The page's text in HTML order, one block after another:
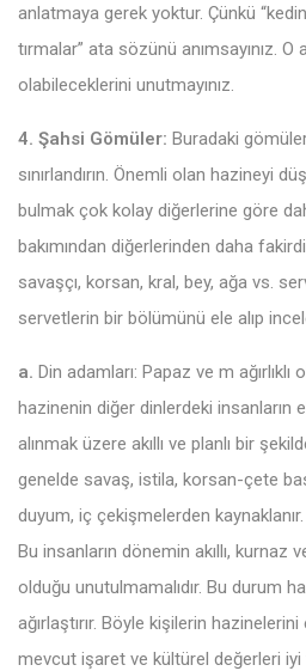
anlatmaya gerek yoktur. Çünkü
tırmalar” ata sözünü anımsayınız.
olabileceklerini unutmayınız.
4. Şahsi Gömüler: Buradaki
sınırlandırın. Önemli olan hazineyi
bulmak çok kolay diğerlerine göre
bakımından diğerlerinden daha
savaşçı, korsan, kral, bey, ağa vs.
servetlerin bir bölümünü ele alıp
a. Din adamları: Papaz ve m
hazinenin diğer dinlerdeki insanların
alınmak üzere akıllı ve planlı bir
genelde savaş, istila, korsan-çete
duyum, iç çekişmelerden kaynaklanır.
Bu insanların dönemin akıllı, kurnaz
olduğu unutulmamalıdır. Bu durum
ağırlaştırır. Böyle kişilerin
mevcut işaret ve kültürel değerleri iyi